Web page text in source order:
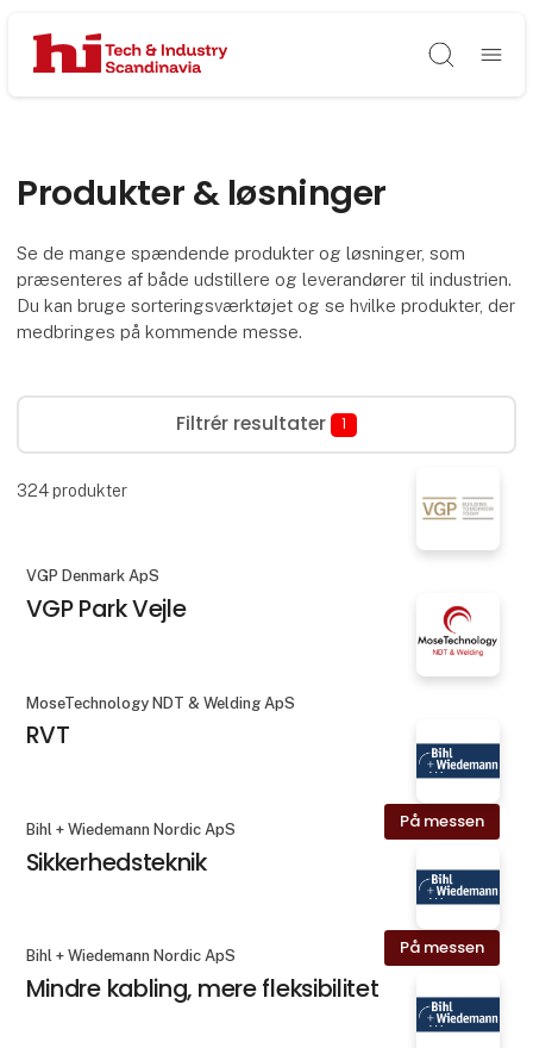
Søg
Produkter & løsninger
Se de mange spændende produkter og løsninger, som
præsenteres af både udstillere og leverandører til industrien.
Du kan bruge sorteringsværktøjet og se hvilke produkter, der
medbringes på kommende messe.
Filtrér resultater 1
324produkter
VGP Denmark ApS
VGP Park Vejle
MoseTechnology NDT & Welding ApS
RVT
På messen
Bihl + Wiedemann Nordic ApS
Sikkerhedsteknik
På messen
Bihl + Wiedemann Nordic ApS
Mindre kabling, mere fleksibilitet